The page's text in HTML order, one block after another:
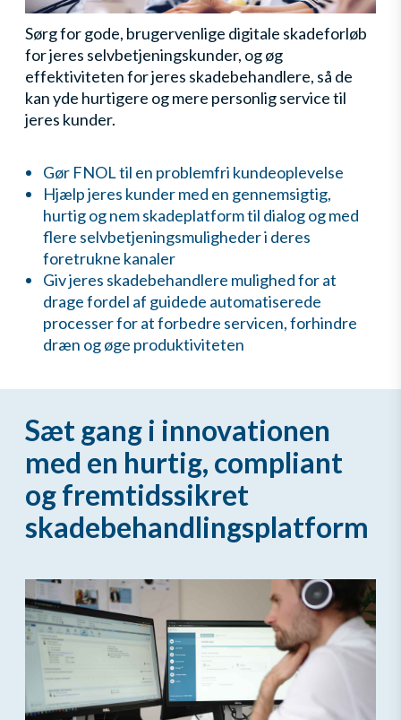
Sørg for gode, brugervenlige digitale skadeforløb
for jeres selvbetjeningskunder, og øg
effektiviteten for jeres skadebehandlere, så de
kan yde hurtigere og mere personlig service til
jeres kunder.
Gør FNOL til en problemfri kundeoplevelse
Hjælp jeres kunder med en gennemsigtig,
hurtig og nem skadeplatform til dialog og med
flere selvbetjeningsmuligheder i deres
foretrukne kanaler
Giv jeres skadebehandlere mulighed for at
drage fordel af guidede automatiserede
processer for at forbedre servicen, forhindre
dræn og øge produktiviteten
Sæt gang i innovationen
med en hurtig, compliant
og fremtidssikret
skadebehandlingsplatform